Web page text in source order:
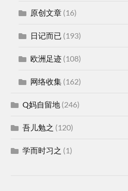
原创文章 (16)
日记而已 (193)
欧洲足迹 (108)
网络收集 (162)
Q妈自留地 (246)
吾儿勉之 (120)
学而时习之 (1)